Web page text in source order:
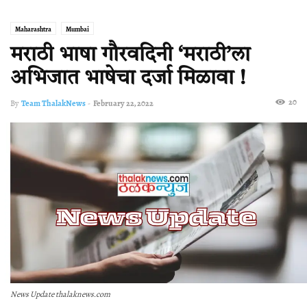
Maharashtra Mumbai
मराठी भाषा गौरवदिनी ‘मराठी’ला
अभिजात भाषेचा दर्जा मिळावा !
By Team ThalakNews- February 22, 2022 20
News Update thalaknews.com